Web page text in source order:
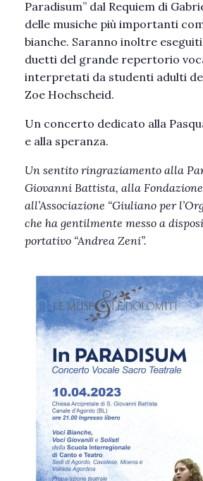
Paradisum” dal Requiem di
delle musiche più importanti
bianche. Saranno inoltre
duetti del grande repertorio
interpretati da studenti adulti
Zoe Hochscheid.
Un concerto dedicato alla
e alla speranza.
Un sentito ringraziamento alla
Giovanni Battista, alla
all’Associazione “Giuliano per
che ha gentilmente messo a
portativo “Andrea Zeni”.